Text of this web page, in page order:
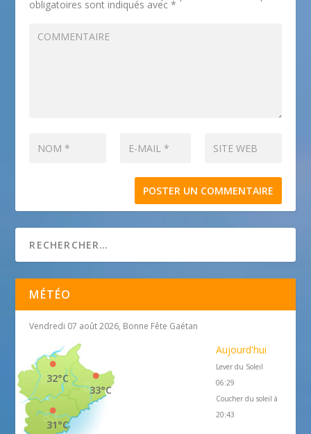
obligatoires sont indiqués avec*
MÉTÉO
Vendredi 07 août 2026, Bonne Fête Gaétan
33°C
32°C
31°C
Aujourd'hui
Lever du Soleil
06:29
Coucher du soleil à
20:43